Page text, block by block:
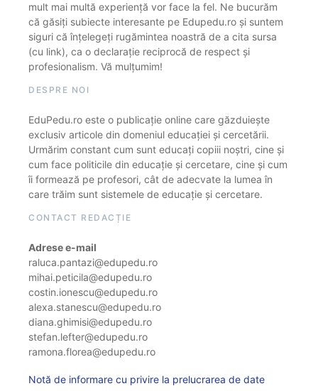
mult mai multă experiență vor face la fel. Ne bucurăm
că găsiți subiecte interesante pe Edupedu.ro și suntem
siguri că înțelegeți rugămintea noastră de a cita sursa
(cu link), ca o declarație reciprocă de respect și
profesionalism. Vă mulțumim!
DESPRE NOI
EduPedu.ro este o publicație online care găzduiește
exclusiv articole din domeniul educației și cercetării.
Urmărim constant cum sunt educați copiii noștri, cine și
cum face politicile din educație și cercetare, cine și cum
îi formează pe profesori, cât de adecvate la lumea în
care trăim sunt sistemele de educație și cercetare.
CONTACT REDACȚIE
Adrese e-mail
raluca.pantazi@edupedu.ro
mihai.peticila@edupedu.ro
costin.ionescu@edupedu.ro
alexa.stanescu@edupedu.ro
diana.ghimisi@edupedu.ro
stefan.lefter@edupedu.ro
ramona.florea@edupedu.ro
Notă de informare cu privire la prelucrarea de date